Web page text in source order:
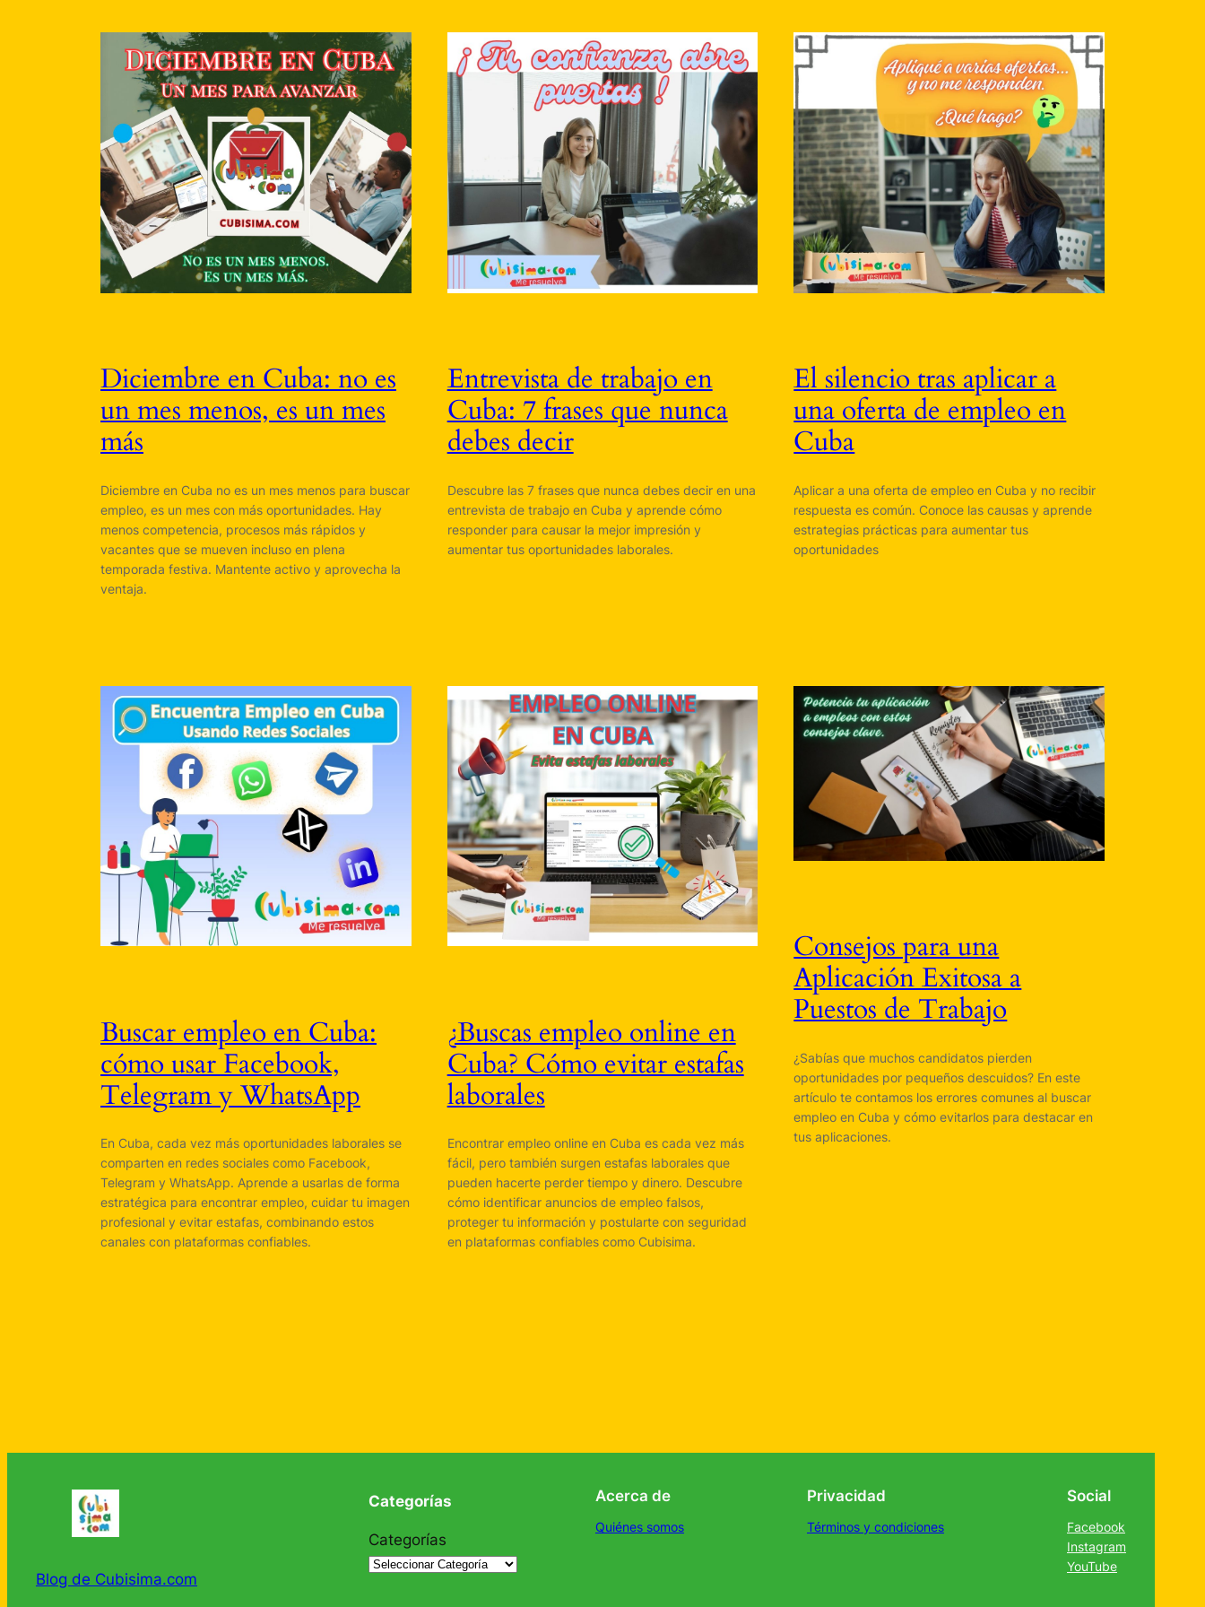
Diciembre en Cuba: no es
un mes menos, es un mes
más
Diciembre en Cuba no es un mes menos para buscar
empleo, es un mes con más oportunidades. Hay
menos competencia, procesos más rápidos y
vacantes que se mueven incluso en plena
temporada festiva. Mantente activo y aprovecha la
ventaja.
Entrevista de trabajo en
Cuba: 7 frases que nunca
debes decir
Descubre las 7 frases que nunca debes decir en una
entrevista de trabajo en Cuba y aprende cómo
responder para causar la mejor impresión y
aumentar tus oportunidades laborales.
El silencio tras aplicar a
una oferta de empleo en
Cuba
Aplicar a una oferta de empleo en Cuba y no recibir
respuesta es común. Conoce las causas y aprende
estrategias prácticas para aumentar tus
oportunidades
Buscar empleo en Cuba:
cómo usar Facebook,
Telegram y WhatsApp
En Cuba, cada vez más oportunidades laborales se
comparten en redes sociales como Facebook,
Telegram y WhatsApp. Aprende a usarlas de forma
estratégica para encontrar empleo, cuidar tu imagen
profesional y evitar estafas, combinando estos
canales con plataformas confiables.
¿Buscas empleo online en
Cuba? Cómo evitar estafas
laborales
Encontrar empleo online en Cuba es cada vez más
fácil, pero también surgen estafas laborales que
pueden hacerte perder tiempo y dinero. Descubre
cómo identificar anuncios de empleo falsos,
proteger tu información y postularte con seguridad
en plataformas confiables como Cubisima.
Consejos para una
Aplicación Exitosa a
Puestos de Trabajo
¿Sabías que muchos candidatos pierden
oportunidades por pequeños descuidos? En este
artículo te contamos los errores comunes al buscar
empleo en Cuba y cómo evitarlos para destacar en
tus aplicaciones.
Blog de Cubisima.com
Categorías
Categorías
Acerca de
Quiénes somos
Privacidad
Términos y condiciones
Social
Facebook
Instagram
YouTube